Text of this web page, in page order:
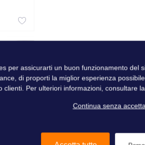
per assicurarti un buon funzionamento del
di proporti la miglior esperienza
clienti. Per ulteriori informazioni, consultare
Continua senza